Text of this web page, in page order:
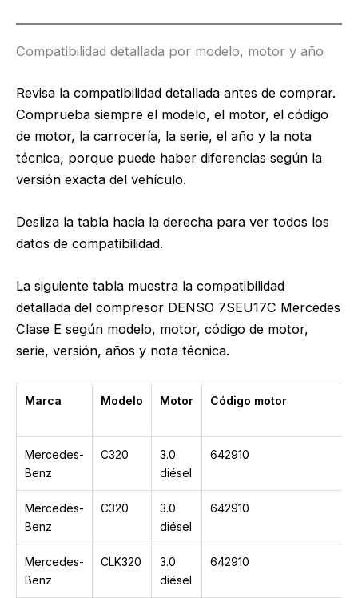
Compatibilidad detallada por modelo, motor y año
Revisa la compatibilidad detallada antes de comprar.
Comprueba siempre el modelo, el motor, el código
de motor, la carrocería, la serie, el año y la nota
técnica, porque puede haber diferencias según la
versión exacta del vehículo.
Desliza la tabla hacia la derecha para ver todos los
datos de compatibilidad.
La siguiente tabla muestra la compatibilidad
detallada del compresor DENSO 7SEU17C Mercedes
Clase E según modelo, motor, código de motor,
serie, versión, años y nota técnica.
Marca Modelo Motor Código motor
Mercedes-
Benz
C320
3.0
diésel
642910
Mercedes-
Benz
C320
3.0
diésel
642910
Mercedes-
Benz
CLK320
3.0
diésel
642910